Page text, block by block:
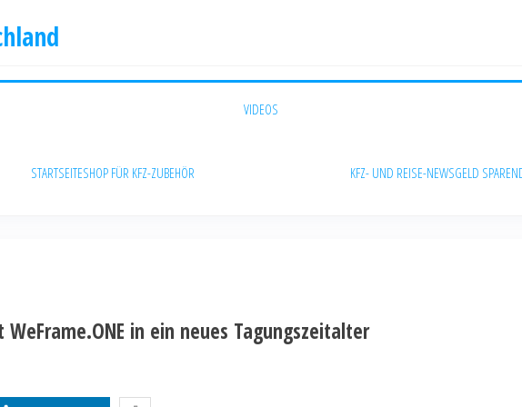
STARTSEITESHOP FÜR KFZ-ZUBEHÖR
VIDEOS
KFZ- UND REISE-NEWSGELD SPAREN
in ein neues Tagungszeitalter